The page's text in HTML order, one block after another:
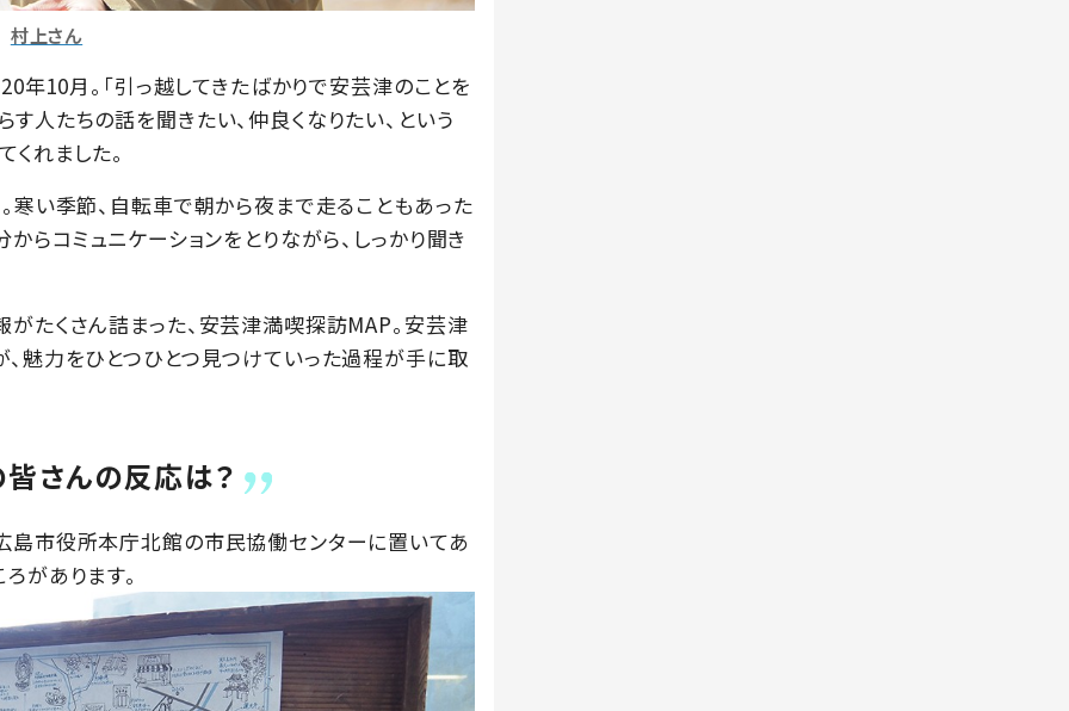
村上さん
年10月。「引っ越してきたばかりで安芸津のことを
人たちの話を聞きたい、仲良くなりたい、という
くれました。
寒い季節、自転車で朝から夜まで走ることもあった
らコミュニケーションをとりながら、しっかり聞き
たくさん詰まった、安芸津満喫探訪MAP。安芸津
魅力をひとつひとつ見つけていった過程が手に取
さんの反応は？
島市役所本庁北館の市民協働センターに置いてあ
があります。